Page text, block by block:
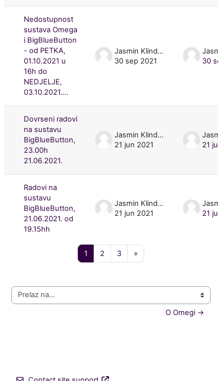
Nedostupnost
sustava Omega
i BigBlueButton
- od PETKA,
01.10.2021 u
16h do
NEDJELJE,
03.10.2021....
Jasmin Klindžić
30 sep 2021
30
Dovrseni radovi
na sustavu
BigBlueButton,
23.00h
21.06.2021.
Jasmin Klindžić
21 jun 2021
21
Radovi na
sustavu
BigBlueButton,
21.06.2021. od
19.15hh
Jasmin Klindžić
21 jun 2021
21
1 Page 1
2 Page 2
3Page 3
»
Prelaz na...
O Omegi →